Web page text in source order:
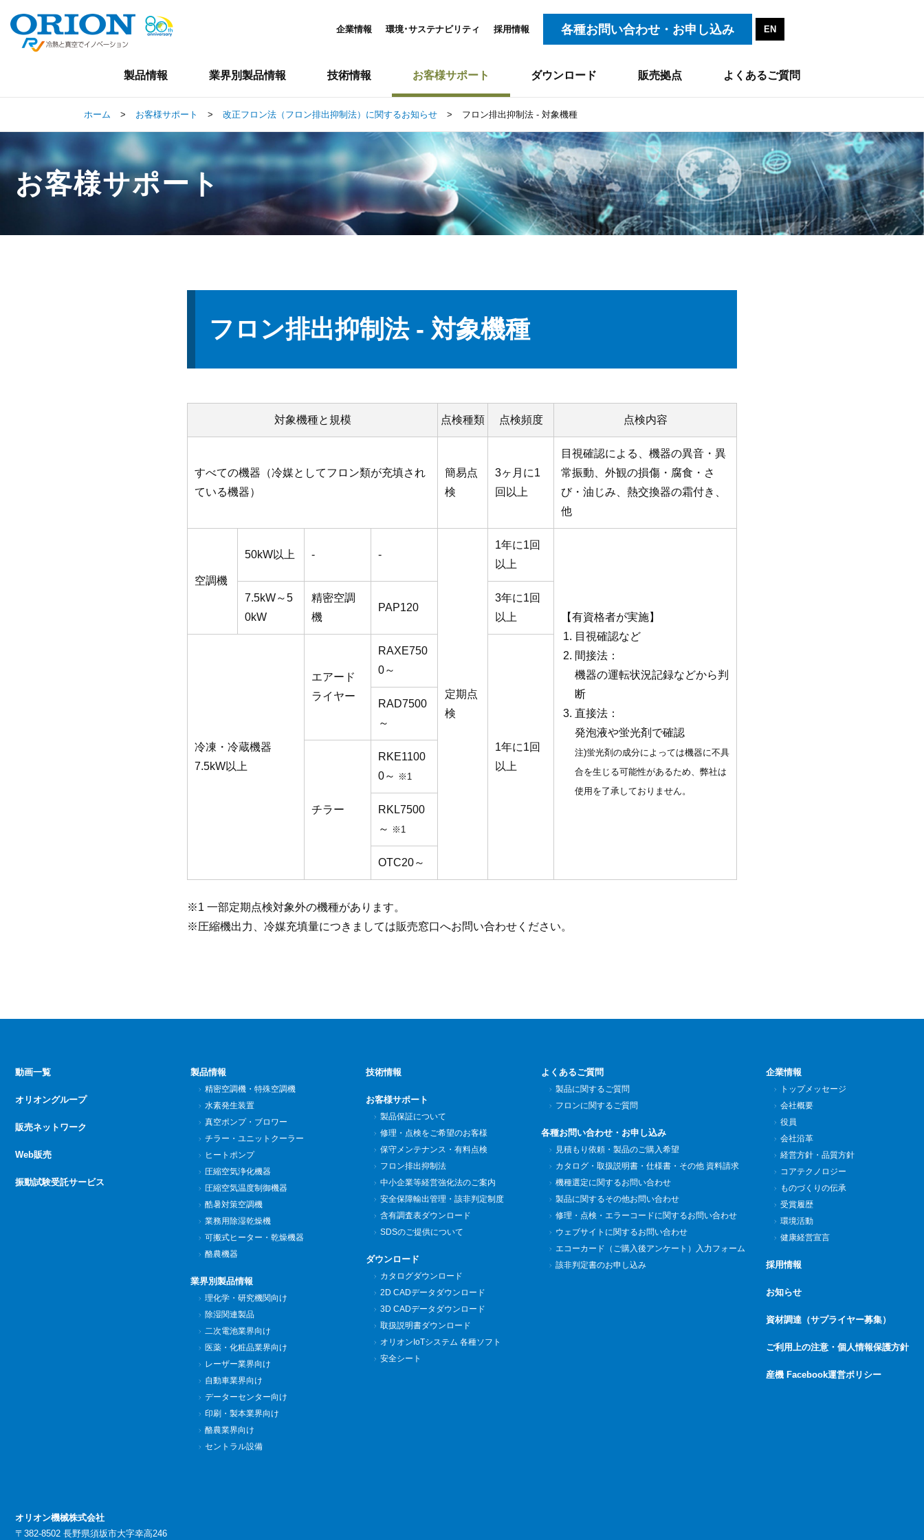
企業情報 環境･サステナビリティ 採用情報 各種お問い合わせ・お申し込み EN
製品情報 業界別製品情報 技術情報 お客様サポート ダウンロード 販売拠点 よくあるご質問
ホーム > お客様サポート > 改正フロン法（フロン排出抑制法）に関するお知らせ > フロン排出抑制法 - 対象機種
お客様サポート
フロン排出抑制法 - 対象機種
対象機種と規模 点検種類 点検頻度 点検内容
すべての機器（冷媒としてフロン類が充填され
ている機器）
簡易点
検
3ヶ月に1
回以上
目視確認による、機器の異音・異
常振動、外観の損傷・腐食・さ
び・油じみ、熱交換器の霜付き、
他
空調機
50kW以上 - -
定期点
検
1年に1回
以上
【有資格者が実施】
目視確認など
間接法：
機器の運転状況記録などから判
断
直接法：
発泡液や蛍光剤で確認
注)蛍光剤の成分によっては機器に不具
合を生じる可能性があるため、弊社は
使用を了承しておりません。
7.5kW～5
0kW
精密空調
機
PAP120
3年に1回
以上
冷凍・冷蔵機器
7.5kW以上
エアード
ライヤー
RAXE750
0～
1年に1回
以上
RAD7500
～
チラー
RKE1100
0～ ※1
RKL7500
～ ※1
OTC20～
※1 一部定期点検対象外の機種があります。
※圧縮機出力、冷媒充填量につきましては販売窓口へお問い合わせください。
動画一覧
オリオングループ
販売ネットワーク
Web販売
振動試験受託サービス
製品情報
精密空調機・特殊空調機
水素発生装置
真空ポンプ・ブロワー
チラー・ユニットクーラー
ヒートポンプ
圧縮空気浄化機器
圧縮空気温度制御機器
酷暑対策空調機
業務用除湿乾燥機
可搬式ヒーター・乾燥機器
酪農機器
業界別製品情報
理化学・研究機関向け
除湿関連製品
二次電池業界向け
医薬・化粧品業界向け
レーザー業界向け
自動車業界向け
データーセンター向け
印刷・製本業界向け
酪農業界向け
セントラル設備
技術情報
お客様サポート
製品保証について
修理・点検をご希望のお客様
保守メンテナンス・有料点検
フロン排出抑制法
中小企業等経営強化法のご案内
安全保障輸出管理・該非判定制度
含有調査表ダウンロード
SDSのご提供について
ダウンロード
カタログダウンロード
2D CADデータダウンロード
3D CADデータダウンロード
取扱説明書ダウンロード
オリオンIoTシステム 各種ソフト
安全シート
よくあるご質問
製品に関するご質問
フロンに関するご質問
各種お問い合わせ・お申し込み
見積もり依頼・製品のご購入希望
カタログ・取扱説明書・仕様書・その他 資料請求
機種選定に関するお問い合わせ
製品に関するその他お問い合わせ
修理・点検・エラーコードに関するお問い合わせ
ウェブサイトに関するお問い合わせ
エコーカード（ご購入後アンケート）入力フォーム
該非判定書のお申し込み
企業情報
トップメッセージ
会社概要
役員
会社沿革
経営方針・品質方針
コアテクノロジー
ものづくりの伝承
受賞履歴
環境活動
健康経営宣言
採用情報
お知らせ
資材調達（サプライヤー募集）
ご利用上の注意・個人情報保護方針
産機 Facebook運営ポリシー
オリオン機械株式会社
〒382-8502 長野県須坂市大字幸高246